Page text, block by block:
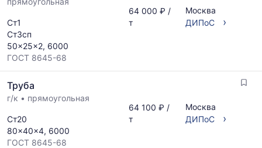
Ст1
Ст3сп
50x25x2, 6000
ГОСТ 8645-68
64 000 ₽ /
т
Москва
ДИПоС
›
Труба
г/к • прямоугольная
Ст20
80x40x4, 6000
ГОСТ 8645-68
64 100 ₽ /
т
Москва
ДИПоС
›